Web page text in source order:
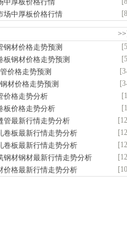
流体管、高压锅炉管、化肥专用管、耐
源875条
联系方式
贸有限公司
方管| 热扩无缝管| 方矩管
源1280 条
联系方式
造有限公司
管|合金管|圆钢|精密光亮管|马氏体..
源419 条
联系方式
贸有限公司
金板|高强度板|Z向板|
资源 254 条
联系方式
管有限公司
资源958 条
联系方式
有限公司
中厚板价格行情
场中厚板价格行情
钢材价格走势预测
板钢材价格走势预测
价格走势预测
材价格走势预测
价格走势分析
板价格走势分析
管最新行情走势分析
卷板最新行情走势分析
卷板最新行情走势分析
钢材钢材最新行情走势分析
价格最新行情走势分析